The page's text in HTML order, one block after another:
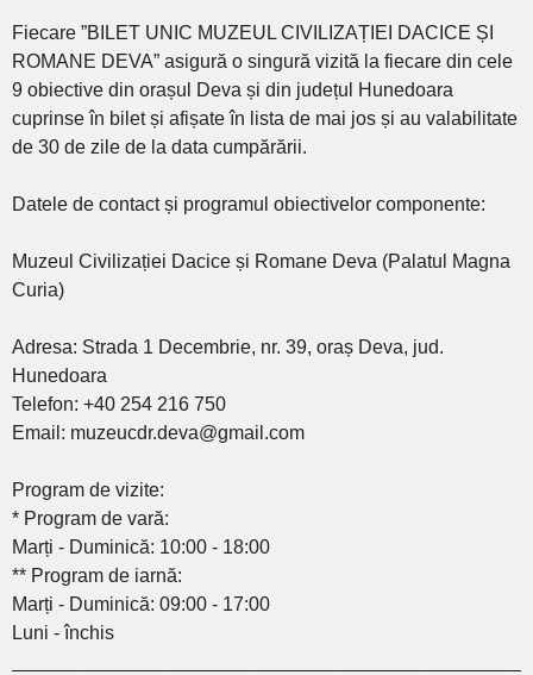
Fiecare ”BILET UNIC MUZEUL CIVILIZAȚIEI DACICE ȘI
ROMANE DEVA” asigură o singură vizită la fiecare din cele
9 obiective din orașul Deva și din județul Hunedoara
cuprinse în bilet și afișate în lista de mai jos și au valabilitate
de 30 de zile de la data cumpărării.
Datele de contact și programul obiectivelor componente:
Muzeul Civilizației Dacice și Romane Deva (Palatul Magna
Curia)
Adresa: Strada 1 Decembrie, nr. 39, oraș Deva, jud.
Hunedoara
Telefon: +40 254 216 750
Email: muzeucdr.deva@gmail.com
Program de vizite:
* Program de vară:
Marți - Duminică: 10:00 - 18:00
** Program de iarnă:
Marți - Duminică: 09:00 - 17:00
Luni - închis